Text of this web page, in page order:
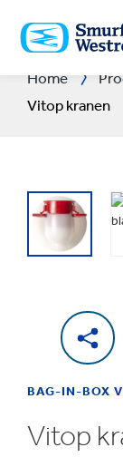
NAAR
DE
BELANGRIJKSTE
Home
Vitop kranen
BAG-IN-BOX
Vitop